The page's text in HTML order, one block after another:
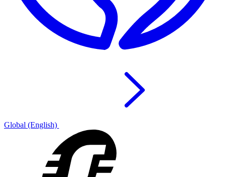
Global (English)